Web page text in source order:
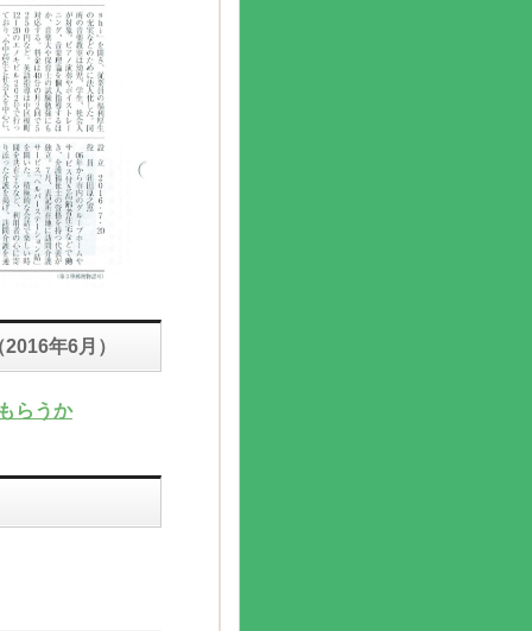
年6月）
らうか